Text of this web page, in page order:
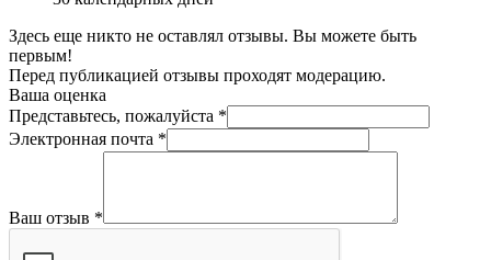
Здесь еще никто не оставлял отзывы. Вы можете быть
первым!
Перед публикацией отзывы проходят модерацию.
Ваша оценка
Представьтесь, пожалуйста *
Электронная почта *
Ваш отзыв *